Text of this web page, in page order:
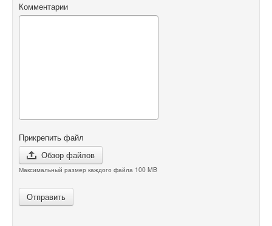
Комментарии
Прикрепить файл
Обзор файлов
Максимальный размер каждого файла 100 MB
Отправить